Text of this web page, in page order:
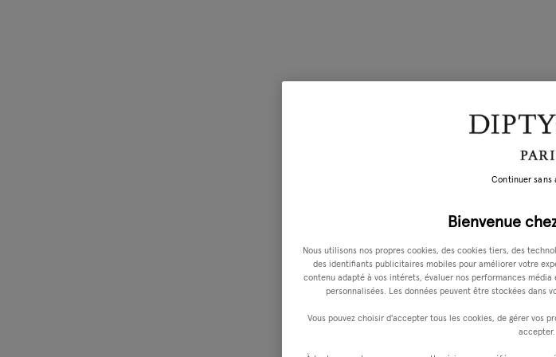
Bienvenue
Nous utilisons nos propres cookies, des cookies tiers, des
des identifiants publicitaires mobiles pour améliorer votre
contenu adapté à vos intérets, évaluer nos performances
personnalisées. Les données peuvent être stockées dans
Vous pouvez choisir d'accepter tous les cookies, de gérer vos
accepter.
Continuer sans